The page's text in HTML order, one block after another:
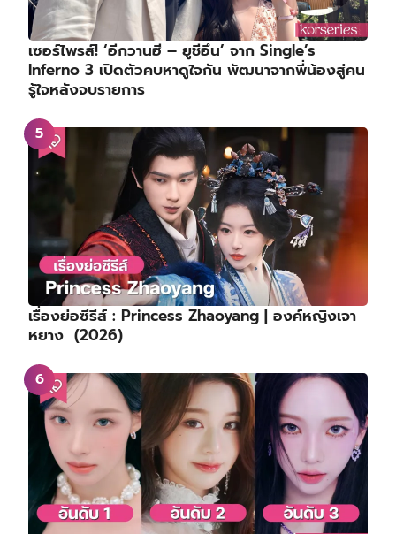
เซอร์ไพรส์! ‘อีกวานฮี – ยูชีอึน’ จาก Single’s
Inferno 3 เปิดตัวคบหาดูใจกัน พัฒนาจากพี่น้องสู่คน
รู้ใจหลังจบรายการ
เรื่องย่อซีรีส์ : Princess Zhaoyang | องค์หญิงเจา
หยาง (2026)